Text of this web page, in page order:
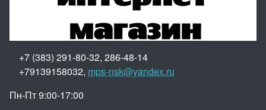
+7 (383) 291-80-32, 286-48-14
+79139158032, mps-nsk@yandex.ru
Пн-Пт 9:00-17:00